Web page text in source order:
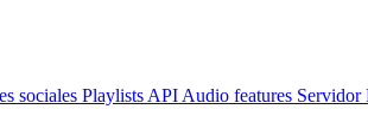
sociales Playlists API Audio features Servidor